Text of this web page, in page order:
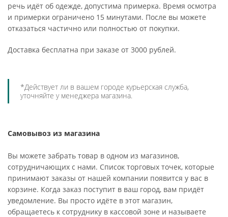
речь идёт об одежде, допустима примерка. Время осмотра
и примерки ограничено 15 минутами. После вы можете
отказаться частично или полностью от покупки.
Доставка бесплатна при заказе от 3000 рублей.
*Действует ли в вашем городе курьерская служба,
уточняйте у менеджера магазина.
Самовывоз из магазина
Вы можете забрать товар в одном из магазинов,
сотрудничающих с нами. Список торговых точек, которые
принимают заказы от нашей компании появится у вас в
корзине. Когда заказ поступит в ваш город, вам придёт
уведомление. Вы просто идёте в этот магазин,
обращаетесь к сотруднику в кассовой зоне и называете